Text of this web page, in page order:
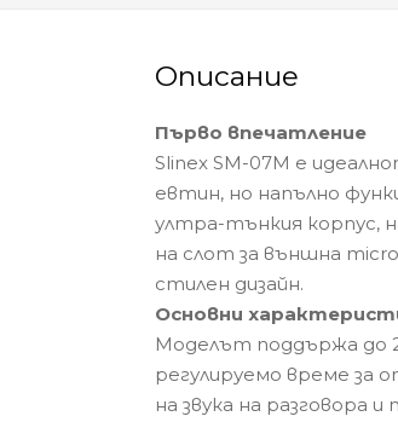
Описание
Първо впечатление
Slinex SM-07M е
евтин, но напълно
ултра-тънкия корпус,
на слот за външна
стилен дизайн.
Основни
Моделът поддържа до 2
регулируемо време за
на звука на разговора